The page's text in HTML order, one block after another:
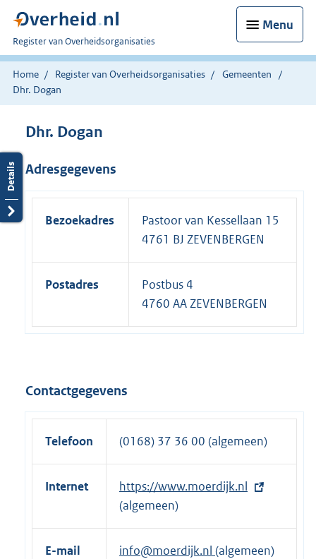
Menu
U
bent
nu
hier:
Register van Overheidsorganisaties
Home Register van Overheidsorganisaties
Gemeenten
Dhr. Dogan
Dhr. Dogan
Adresgegevens
Bezoekadres
Pastoor van Kessellaan 15
4761 BJ ZEVENBERGEN
Postadres
Postbus 4
4760 AA ZEVENBERGEN
Contactgegevens
Telefoon (0168) 37 36 00 (algemeen)
Internet
E
x
t
e
https://www.moerdijk.nl
(algemeen)
E-mail info@moerdijk.nl (algemeen)